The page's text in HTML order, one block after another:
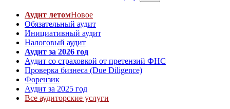
Аудит летомНовое
Обязательный аудит
Инициативный аудит
Налоговый аудит
Аудит за 2026 год
Аудит со страховкой от претензий ФНС
Проверка бизнеса (Due Diligence)
Форензик
Аудит за 2025 год
Все аудиторские услуги